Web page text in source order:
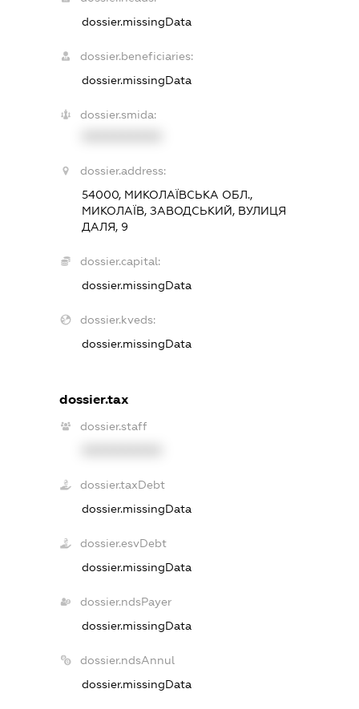
dossier.missingData
dossier.beneficiaries:
dossier.missingData
dossier.smida:
dossier.address:
54000, МИКОЛАЇВСЬКА ОБЛ.,
МИКОЛАЇВ, ЗАВОДСЬКИЙ, ВУЛИЦЯ
ДАЛЯ, 9
dossier.capital:
dossier.missingData
dossier.kveds:
dossier.missingData
dossier.tax
dossier.staff
dossier.taxDebt
dossier.missingData
dossier.esvDebt
dossier.missingData
dossier.ndsPayer
dossier.missingData
dossier.ndsAnnul
dossier.missingData